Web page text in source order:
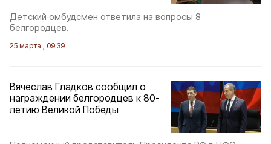
Детский омбудсмен ответила на вопросы 8
белгородцев.
25 марта , 09:39
Вячеслав Гладков сообщил о
награждении белгородцев к 80-
летию Великой Победы